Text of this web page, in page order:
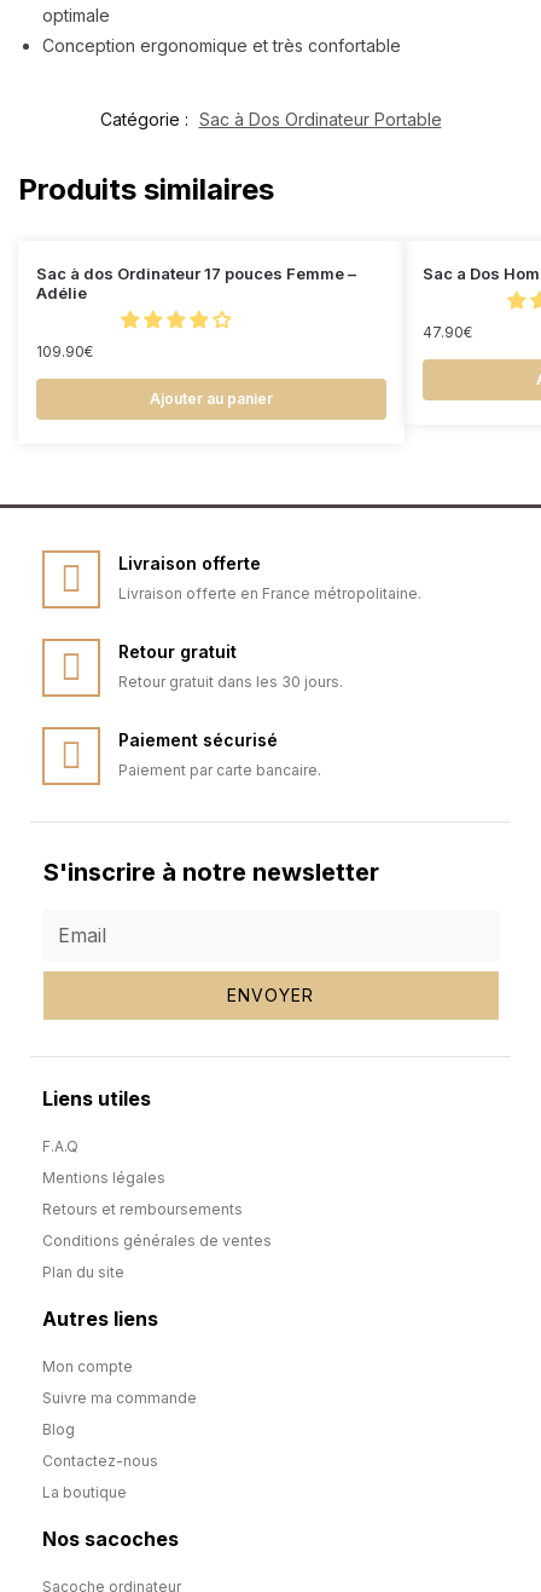
optimale
Conception ergonomique et très confortable
Catégorie : Sac à Dos Ordinateur Portable
Produits similaires
Sac à dos Ordinateur 17 pouces Femme –
Adélie
109.90€
Ajouter au panier
Sac a Dos
47.90€
Livraison offerte
Livraison offerte en France métropolitaine.
Retour gratuit
Retour gratuit dans les 30 jours.
Paiement sécurisé
Paiement par carte bancaire.
S'inscrire à notre newsletter
ENVOYER
Liens utiles
F.A.Q
Mentions légales
Retours et remboursements
Conditions générales de ventes
Plan du site
Autres liens
Mon compte
Suivre ma commande
Blog
Contactez-nous
La boutique
Nos sacoches
Sacoche ordinateur